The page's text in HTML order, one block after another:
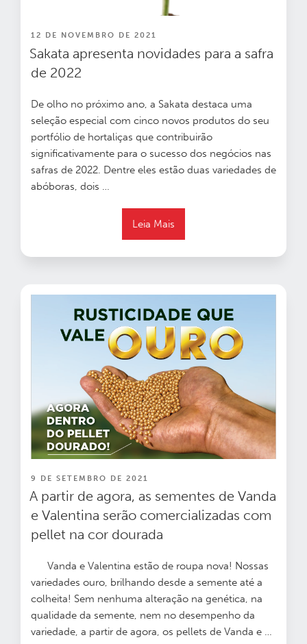
PUBLICADO
EM
12 DE NOVEMBRO DE 2021
Sakata apresenta novidades para a safra
de 2022
De olho no próximo ano, a Sakata destaca uma
seleção especial com cinco novos produtos do seu
portfólio de hortaliças que contribuirão
significativamente para o sucesso dos negócios nas
safras de 2022. Dentre eles estão duas variedades de
abóboras, dois …
Leia Mais
PUBLICADO
EM
9 DE SETEMBRO DE 2021
A partir de agora, as sementes de Vanda
e Valentina serão comercializadas com
pellet na cor dourada
Vanda e Valentina estão de roupa nova! Nossas
variedades ouro, brilhando desde a semente até a
colheita! Sem nenhuma alteração na genética, na
qualidade da semente, nem no desempenho da
variedade, a partir de agora, os pellets de Vanda e …